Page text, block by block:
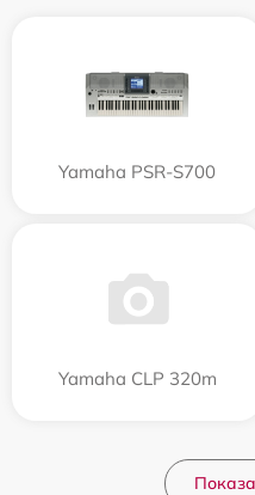
Yamaha PSR-S700
Yamaha CLP 320m